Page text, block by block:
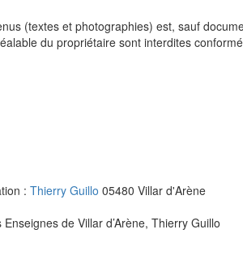
(textes et photographies) est, sauf
du propriétaire sont interdites
: Thierry Guillo 05480 Villar d'Arène
de Villar d’Arène, Thierry Guillo